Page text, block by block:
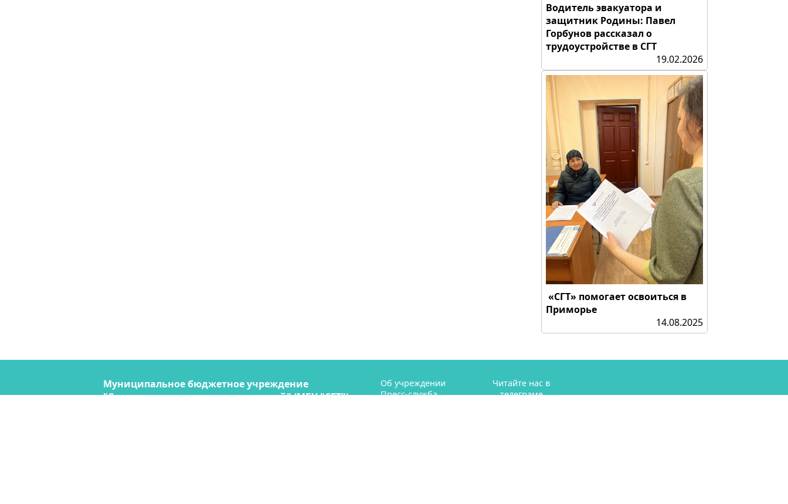
Водитель эвакуатора и
защитник Родины: Павел
Горбунов рассказал о
трудоустройстве в СГТ
19.02.2026
«СГТ» помогает освоиться в
Приморье
14.08.2025
Муниципальное бюджетное учреждение
"Содержание городских территорий" (МБУ "СГТ")
Об учреждении
Пресс-служба
Читайте нас в
телеграме